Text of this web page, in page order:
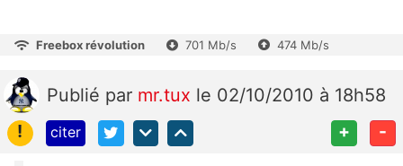
Freebox révolution 701 Mb/s 474 Mb/s
Publié par mr.tux le 02/10/2010 à 18h58
!
citer + -